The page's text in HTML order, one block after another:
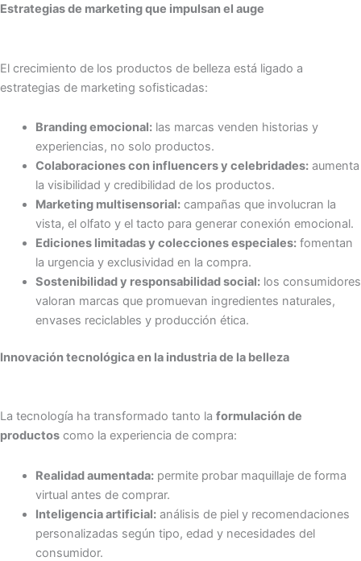
Estrategias de marketing que impulsan el auge
El crecimiento de los productos de belleza está ligado a
estrategias de marketing sofisticadas:
Branding emocional:las marcas venden historias y
experiencias, no solo productos.
Colaboraciones con influencers y celebridades:aumenta
la visibilidad y credibilidad de los productos.
Marketing multisensorial:campañas que involucran la
vista, el olfato y el tacto para generar conexión emocional.
Ediciones limitadas y colecciones especiales:fomentan
la urgencia y exclusividad en la compra.
Sostenibilidad y responsabilidad social:los consumidores
valoran marcas que promuevan ingredientes naturales,
envases reciclables y producción ética.
Innovación tecnológica en la industria de la belleza
La tecnología ha transformado tanto la formulación de
productos como la experiencia de compra:
Realidad aumentada:permite probar maquillaje de forma
virtual antes de comprar.
Inteligencia artificial:análisis de piel y recomendaciones
personalizadas según tipo, edad y necesidades del
consumidor.